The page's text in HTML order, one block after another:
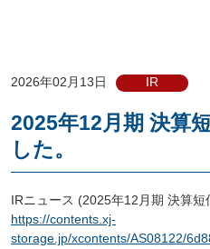
2026年02月13日 IR
2025年12月期 決算
した。
IRニュース (2025年12月期 決算短
https://contents.xj-
storage.jp/xcontents/AS08122/